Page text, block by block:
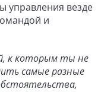
управления везде
и
к которым ты не
самые разные